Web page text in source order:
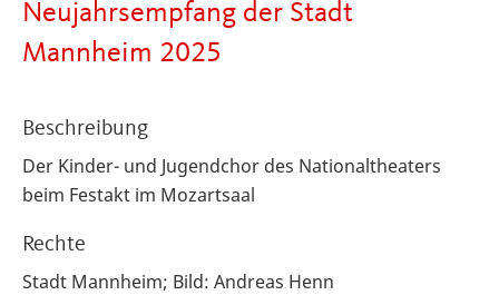
Neujahrsempfang der Stadt
Mannheim 2025
Beschreibung
Der Kinder- und Jugendchor des Nationaltheaters
beim Festakt im Mozartsaal
Rechte
Stadt Mannheim; Bild: Andreas Henn